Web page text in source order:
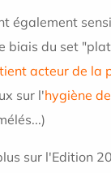
également
biais du set
acteur de la
sur l'hygiène
sur l'Edition